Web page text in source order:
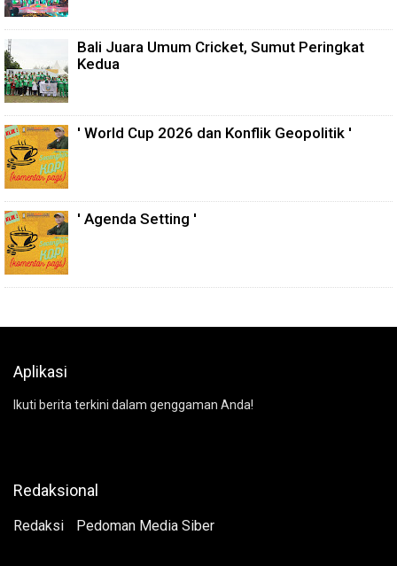
Bali Juara Umum Cricket, Sumut Peringkat
Kedua
' World Cup 2026 dan Konflik Geopolitik '
' Agenda Setting '
Aplikasi
Ikuti berita terkini dalam genggaman Anda!
Redaksional
Redaksi Pedoman Media Siber